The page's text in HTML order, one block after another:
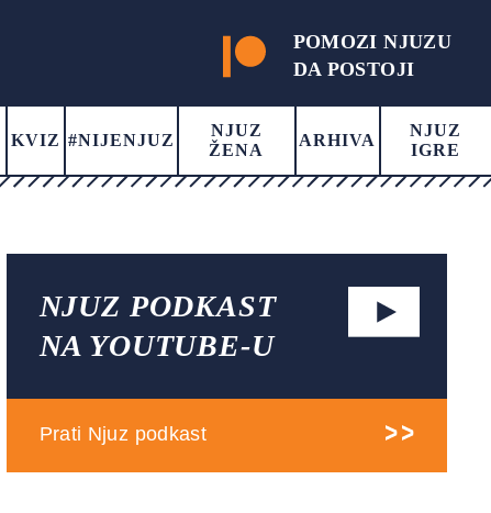
POMOZI NJUZU
DA POSTOJI
KVIZ #NIJENJUZ
NJUZ
ŽENA
ARHIVA
NJUZ
IGRE
NJUZ PODKAST
NA YOUTUBE-U
Prati Njuz podkast